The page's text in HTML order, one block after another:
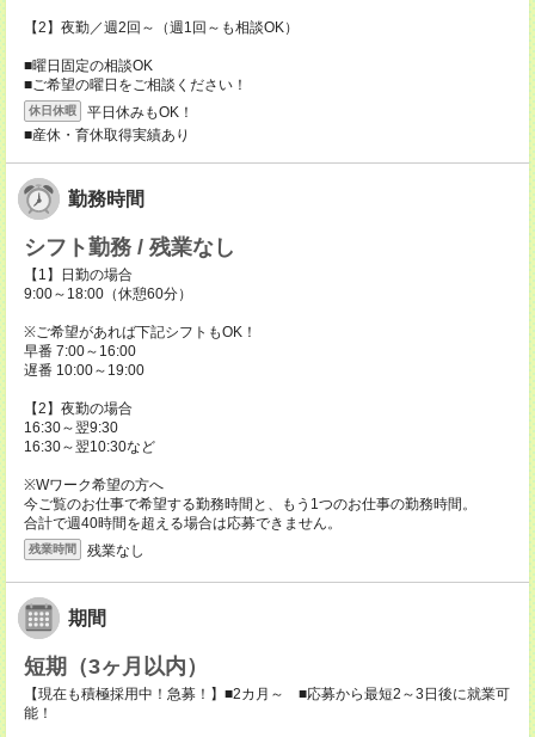
【2】夜勤／週2回～（週1回～も相談OK）
■曜日固定の相談OK
■ご希望の曜日をご相談ください！
休日休暇
平日休みもOK！
■産休・育休取得実績あり
勤務時間
シフト勤務 / 残業なし
【1】日勤の場合
9:00～18:00（休憩60分）
※ご希望があれば下記シフトもOK！
早番 7:00～16:00
遅番 10:00～19:00
【2】夜勤の場合
16:30～翌9:30
16:30～翌10:30など
※Wワーク希望の方へ
今ご覧のお仕事で希望する勤務時間と、もう1つのお仕事の勤務時間。
合計で週40時間を超える場合は応募できません。
残業時間 残業なし
期間
短期（3ヶ月以内）
【現在も積極採用中！急募！】■2カ月～ ■応募から最短2～3日後に就業可
能！